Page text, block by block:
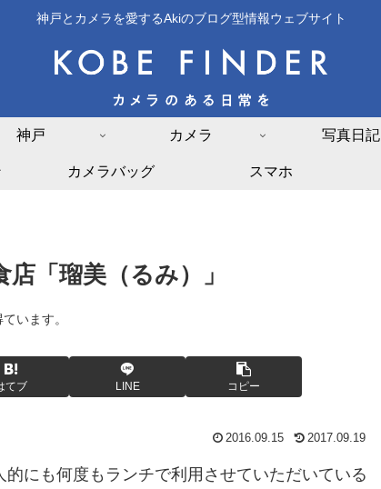
神戸とカメラを愛するAkiのブログ型情報ウェブサイト
神戸 カメラ 写真日記
カメラバッグ スマホ
「瑠美（るみ）」
います。
てブ LINE コピー
2016.09.15 2017.09.19
にも何度もランチで利用させていただいている